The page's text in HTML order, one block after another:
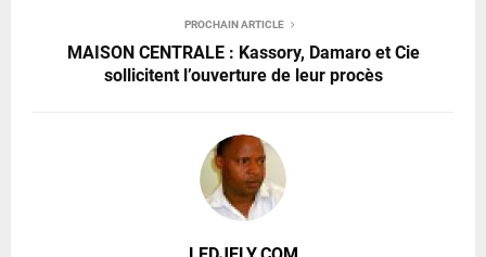
PROCHAIN ARTICLE
MAISON CENTRALE : Kassory, Damaro et Cie
sollicitent l’ouverture de leur procès